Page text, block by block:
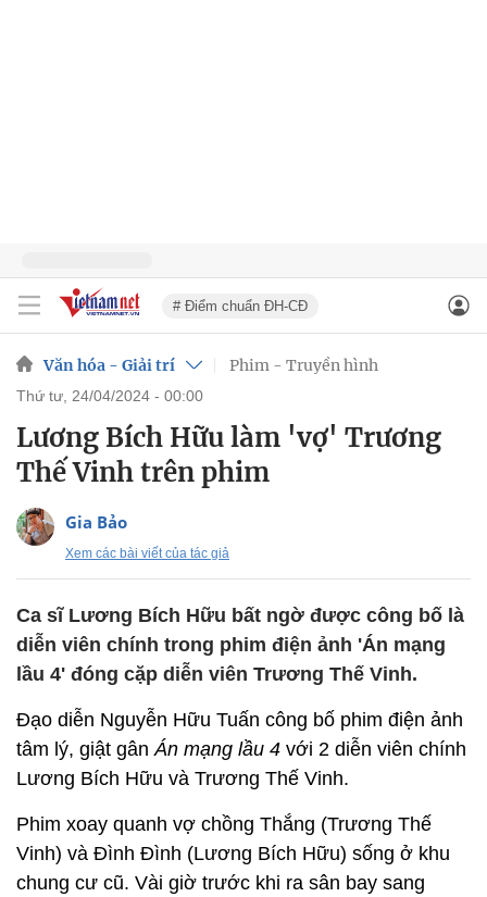
# Điểm chuẩn ĐH-CĐ
Văn hóa - Giải trí Phim - Truyền hình
thứ tư, 24/04/2024 - 00:00
Lương Bích Hữu làm 'vợ' Trương
Thế Vinh trên phim
Gia Bảo
Xem các bài viết của tác giả
Ca sĩ Lương Bích Hữu bất ngờ được công bố là
diễn viên chính trong phim điện ảnh 'Án mạng
lầu 4' đóng cặp diễn viên Trương Thế Vinh.
Đạo diễn Nguyễn Hữu Tuấn công bố phim điện ảnh
tâm lý, giật gânÁn mạng lầu 4 với 2 diễn viên chính
Lương Bích Hữu và Trương Thế Vinh.
Phim xoay quanh vợ chồng Thắng (Trương Thế
Vinh) và Đình Đình (Lương Bích Hữu) sống ở khu
chung cư cũ. Vài giờ trước khi ra sân bay sang